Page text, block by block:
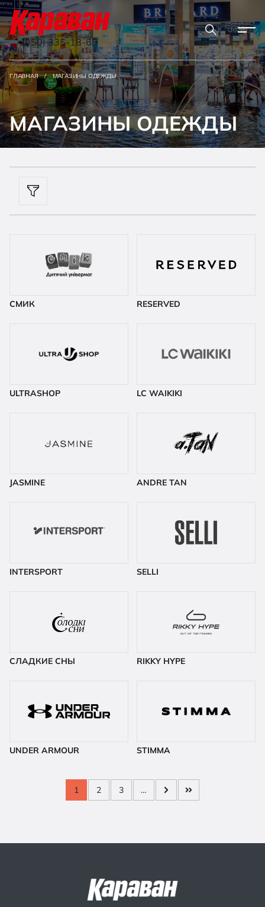
(050) 335-18-65
ГЛАВНАЯ МАГАЗИНЫ ОДЕЖДЫ
МАГАЗИНЫ ОДЕЖДЫ
СМИК RESERVED
ULTRASHOP LC WAIKIKI
JASMINE ANDRE TAN
INTERSPORT SELLI
СЛАДКИЕ СНЫ RIKKY HYPE
UNDER ARMOUR STIMMA
1 2 3 …